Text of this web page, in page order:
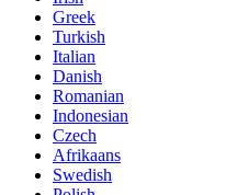
Greek
Turkish
Italian
Danish
Romanian
Indonesian
Czech
Afrikaans
Swedish